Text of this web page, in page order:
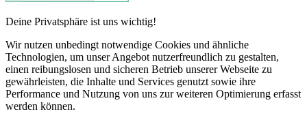
Deine Privatsphäre ist uns wichtig!
Wir nutzen unbedingt notwendige Cookies und ähnliche
Technologien, um unser Angebot nutzerfreundlich zu gestalten,
einen reibungslosen und sicheren Betrieb unserer Webseite zu
gewährleisten, die Inhalte und Services genutzt sowie ihre
Performance und Nutzung von uns zur weiteren Optimierung erfasst
werden können.